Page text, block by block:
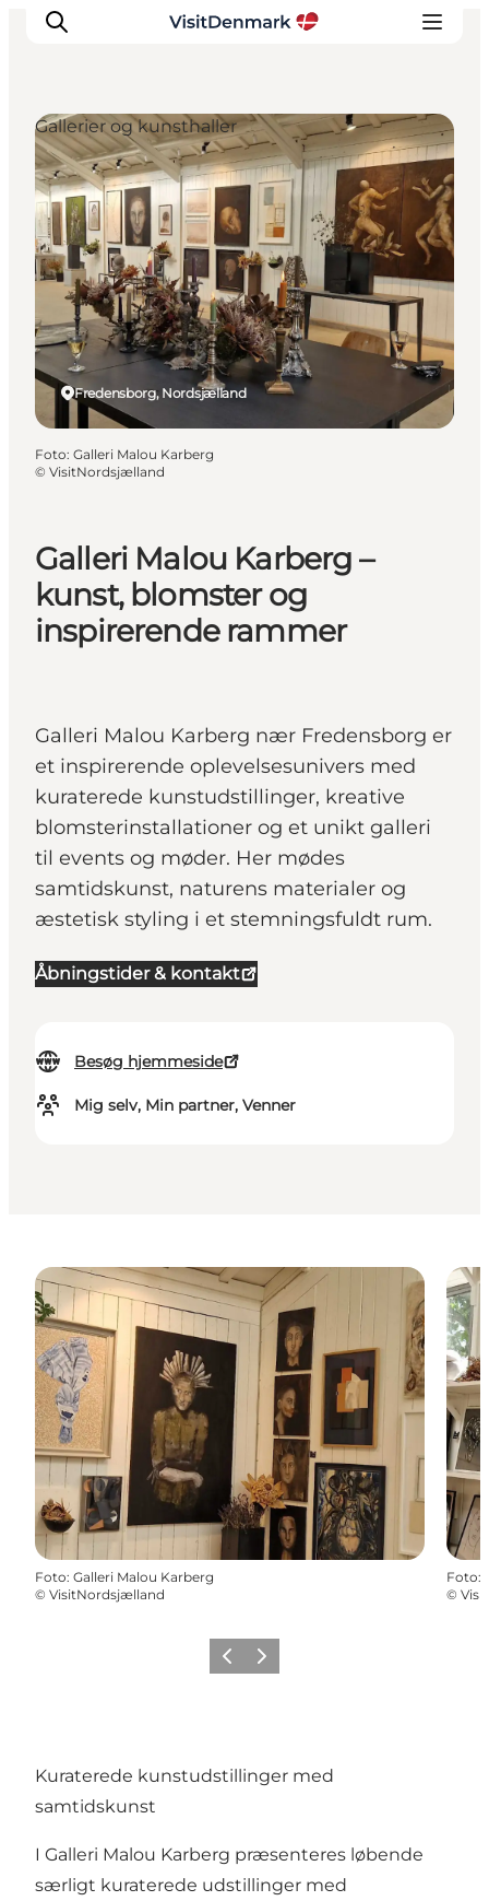
Inspiration
Destinationer
Oplevelser
Overnatning
Planlæg ferien
Galleri Malou Karberg –
kunst, blomster og
inspirerende rammer
Galleri Malou Karberg nær Fredensborg er
et inspirerende oplevelsesunivers med
kuraterede kunstudstillinger, kreative
blomsterinstallationer og et unikt galleri
til events og møder. Her mødes
samtidskunst, naturens materialer og
æstetisk styling i et stemningsfuldt rum.
Åbningstider & kontakt
Besøg hjemmeside
Mig selv, Min partner, Venner
Fredensborg, Nordsjælland
Gallerier og kunsthaller
Foto: Galleri Malou Karberg
© VisitNordsjælland
Foto: Galleri Malou Karberg
© VisitNordsjælland
Foto:
©
ForrigeNæste
Kuraterede kunstudstillinger med
samtidskunst
I Galleri Malou Karberg præsenteres løbende
særligt kuraterede udstillinger med